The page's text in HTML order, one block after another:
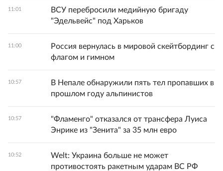
11:01
ВСУ перебросили медийную бригаду
"Эдельвейс" под Харьков
11:00
Россия вернулась в мировой скейтбординг с
флагом и гимном
10:57
В Непале обнаружили пять тел пропавших в
прошлом году альпинистов
10:57
"Фламенго" отказался от трансфера Луиса
Энрике из "Зенита" за 35 млн евро
10:52
Welt: Украина больше не может
противостоять ракетным ударам ВС РФ